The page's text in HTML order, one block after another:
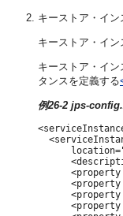
キーストア・イン
キーストア・イ
キーストア・イ
タンスを定義する
例26-2 jps-